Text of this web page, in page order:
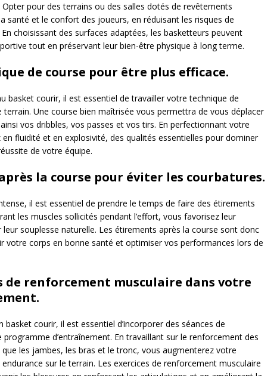
pour des terrains ou des salles dotés de revêtements
santé et le confort des joueurs, en réduisant les risques de
choisissant des surfaces adaptées, les basketteurs peuvent
tout en préservant leur bien-être physique à long terme.
de course pour être plus efficace.
basket courir, il est essentiel de travailler votre technique de
terrain. Une course bien maîtrisée vous permettra de vous déplacer
vos dribbles, vos passes et vos tirs. En perfectionnant votre
fluidité et en explosivité, des qualités essentielles pour dominer
de votre équipe.
la course pour éviter les courbatures.
il est essentiel de prendre le temps de faire des étirements
les muscles sollicités pendant l’effort, vous favorisez leur
souplesse naturelle. Les étirements après la course sont donc
votre corps en bonne santé et optimiser vos performances lors de
de renforcement musculaire dans votre
courir, il est essentiel d’incorporer des séances de
d’entraînement. En travaillant sur le renforcement des
les jambes, les bras et le tronc, vous augmenterez votre
sur le terrain. Les exercices de renforcement musculaire